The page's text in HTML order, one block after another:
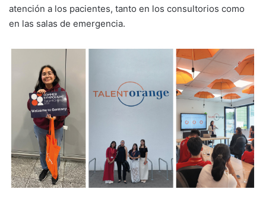
atención a los pacientes, tanto en los consultorios como
en las salas de emergencia.